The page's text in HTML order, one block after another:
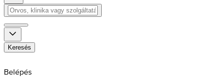
Keresés
Belépés